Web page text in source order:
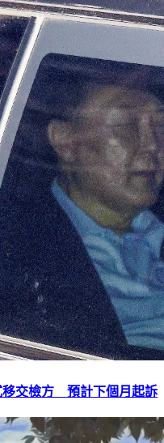
移交檢方 預計下個月起訴